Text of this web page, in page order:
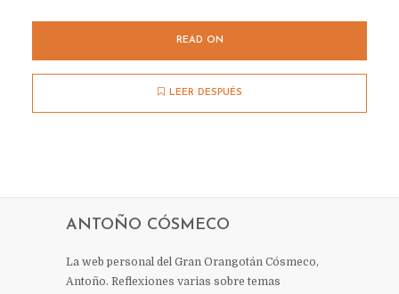
READ ON
LEER DESPUÉS
ANTOÑO CÓSMECO
La web personal del Gran Orangotán Cósmeco,
Antoño. Reflexiones varias sobre temas